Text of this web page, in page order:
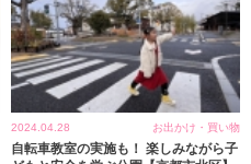
2024.04.28 お出かけ・買い物
自転車教室の実施も！ 楽しみながら子